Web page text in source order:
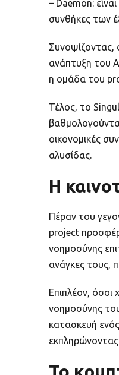
– Daemon:
συνθήκες των
Συνοψίζοντας,
ανάπτυξη του
η ομάδα του
Τέλος, το
οικονομικές
αλυσίδας.
Η
Πέραν του
project
νοημοσύνης
ανάγκες τους,
Επιπλέον, όσοι
νοημοσύνης
κατασκευή